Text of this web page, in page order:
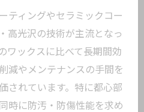
グとカーオーディオの相
スで叶えるカスタマイズ
門店との違いを徹底解
ティングやセラミックコー
高光沢の技術が主流となっ
ワックスに比べて長期間効
減やメンテナンスの手間を
されています。特に都心部
時に防汚・防傷性能を求め